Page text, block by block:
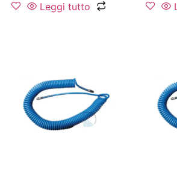
Leggi tutto